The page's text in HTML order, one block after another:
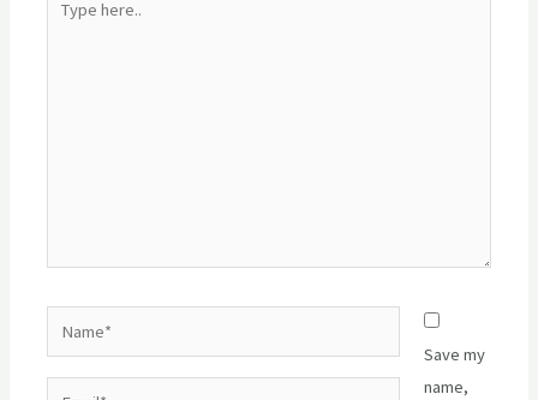
Save my
name,